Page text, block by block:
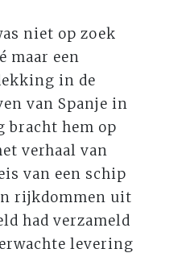
niet op zoek
maar een
in de
van Spanje in
bracht hem op
verhaal van
van een schip
rijkdommen uit
had verzameld
levering